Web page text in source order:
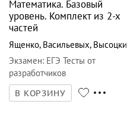
Ященко,Васильевых,Высоцкий
Экзамен
В КОРЗИНУ
6